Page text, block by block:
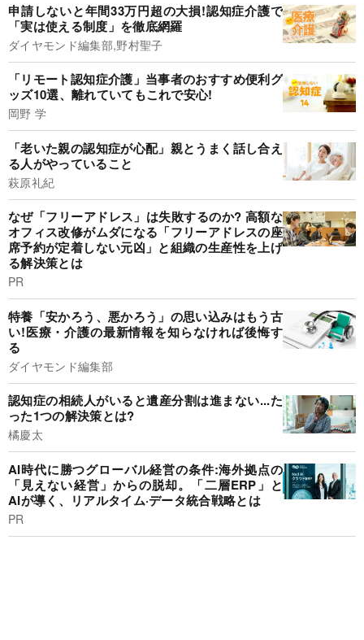
申請しないと年間33万円超の大損!認知症介護で
「実は使える制度」を徹底網羅
ダイヤモンド編集部,野村聖子
「リモート認知症介護」当事者のおすすめ便利グ
ッズ10選、離れていてもこれで安心!
岡野 学
「老いた親の認知症が心配」親とうまく話し合え
る人がやっていること
萩原礼紀
なぜ「フリーアドレス」は失敗するのか? 高額な
オフィス改修がムダになる「フリーアドレスの座
席予約が定着しない元凶」と組織の生産性を上げ
る解決策とは
PR
特養「安かろう、悪かろう」の思い込みはもう古
い!医療・介護の最新情報を知らなければ後悔す
る
ダイヤモンド編集部
認知症の相続人がいると遺産分割は進まない...た
った1つの解決策とは?
橘慶太
AI時代に勝つグローバル経営の条件:海外拠点の
「見えない経営」からの脱却。「二層ERP」と
AIが導く、リアルタイム·データ統合戦略とは
PR